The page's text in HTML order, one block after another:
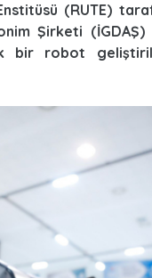
(RUTE)
Şirketi
bir robot